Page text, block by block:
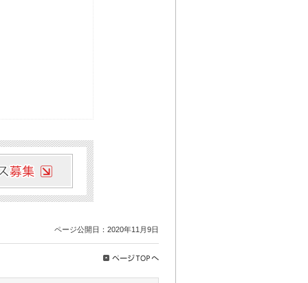
ページ公開日：2020年11月9日